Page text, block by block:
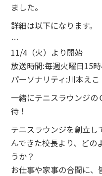
ました。
詳細は以下になります。
…
11/4（火）より開始
放送時間:毎週火曜日15
パーソナリティ:川本えこ
一緒にテニスラウンジ
待！
テニスラウンジを創立
んできた校長より、どの
うか？
お仕事や家事の合間に、